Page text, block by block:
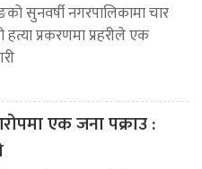
सुनवर्षी नगरपालिकामा चार
हत्या प्रकरणमा प्रहरीले एक
एक जना पक्राउ :